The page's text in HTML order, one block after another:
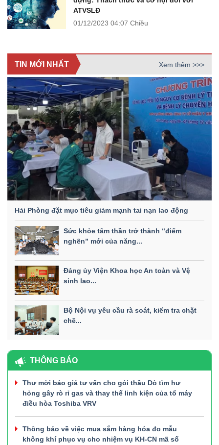
ATVSLĐ
01/12/2023 04:07 Chiều
TIN MỚI NHẤT Xem thêm >>>
Hải Phòng đặt mục tiêu giảm mạnh tai nạn lao động
Sức khỏe tâm thần trở thành “điểm
nghẽn” mới của năng...
Đảng ủy Viện Khoa học An toàn và Vệ
sinh lao...
Bộ Nội vụ yêu cầu rà soát, kiểm tra chặt
chẽ...
THÔNG BÁO
Thư mời báo giá tư vấn cho gói thầu Dò tìm hư
hỏng gây rò rỉ gas và thay thế linh kiện của tổ máy
điều hòa Toshiba VRV
Thông báo về việc mua sắm hàng hóa đo mẫu
không khí phục vụ cho nhiệm vụ KH-CN mã số